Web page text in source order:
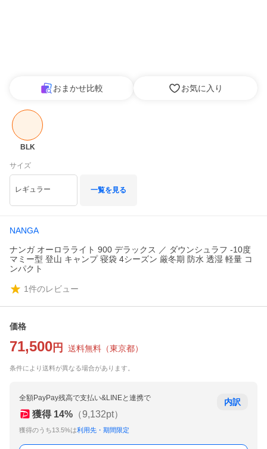
おまかせ比較 お気に入り
BLK
サイズ
レギュラー 一覧を見る
NANGA
ナンガ オーロラライト 900 デラックス ／ ダウンシュラフ -10度
マミー型 登山 キャンプ 寝袋 4シーズン 厳冬期 防水 透湿 軽量 コ
ンパクト
1件のレビュー
価格
71,500 円 送料無料 （東京都）
条件により送料が異なる場合があります。
全額PayPay残高で支払い&LINEと連携で
獲得 14% （9,132pt）
獲得のうち13.5%は利用先・期間限定
内訳